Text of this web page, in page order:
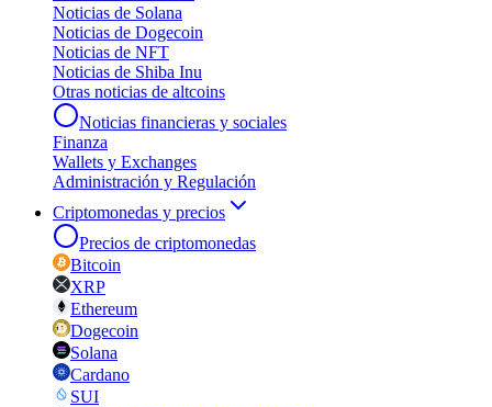
Noticias de Solana
Noticias de Dogecoin
Noticias de NFT
Noticias de Shiba Inu
Otras noticias de altcoins
Noticias financieras y sociales
Finanza
Wallets y Exchanges
Administración y Regulación
Criptomonedas y precios
Precios de criptomonedas
Bitcoin
XRP
Ethereum
Dogecoin
Solana
Cardano
SUI